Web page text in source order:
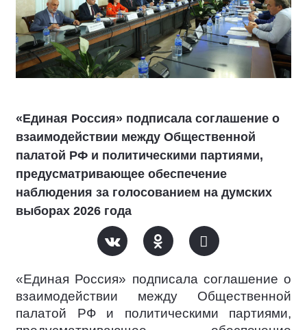
«Единая Россия» подписала соглашение о
взаимодействии между Общественной
палатой РФ и политическими партиями,
предусматривающее обеспечение
наблюдения за голосованием на думских
выборах 2026 года
«Единая Россия» подписала соглашение о
взаимодействии между Общественной
палатой РФ и политическими партиями,